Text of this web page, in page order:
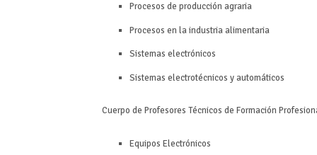
Procesos de producción agraria
Procesos en la industria alimentaria
Sistemas electrónicos
Sistemas electrotécnicos y automáticos
Cuerpo de Profesores Técnicos de Formación
Equipos Electrónicos